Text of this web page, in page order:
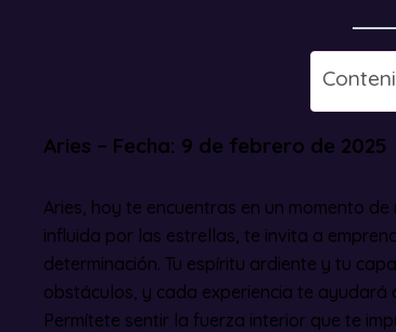
Aries – Fecha: 9 de febrero de 2025
Aries, hoy te encuentras en un momento
influida por las estrellas, te invita a
determinación. Tu espíritu ardiente y tu
obstáculos, y cada experiencia te ayudará
Permítete sentir la fuerza interior que te